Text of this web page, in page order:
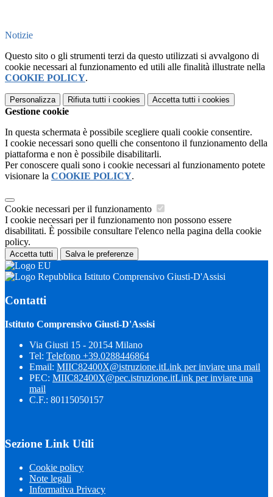
Notizie
Questo sito o gli strumenti terzi da questo utilizzati si avvalgono di
cookie necessari al funzionamento ed utili alle finalità illustrate nella
COOKIE POLICY.
Personalizza Rifiuta tutti i cookies Accetta tutti i cookies
Gestione cookie
In questa schermata è possibile scegliere quali cookie consentire.
I cookie necessari sono quelli che consentono il funzionamento della
piattaforma e non è possibile disabilitarli.
Per conoscere quali sono i cookie necessari al funzionamento potete
visionare la COOKIE POLICY.
Cookie necessari per il funzionamento
I cookie necessari per il funzionamento non possono essere
disabilitati. È possibile consultare l'elenco nella pagina della cookie
policy.
Accetta tutti Salva le preferenze
Istituto Comprensivo Giusti-D'Assisi
Contatti
Istituto Comprensivo Giusti-D'Assisi
Via Giusti 15 - 20154 Milano
Tel: Telefono +39.0288446864
Email: MIIC82400X@istruzione.itLink per inviare una mail
PEC: MIIC82400X@pec.istruzione.itLink per inviare una
mail
C.F.: 80115050157
Sezione Link Utili
Cookie policy
Note legali
Informativa Privacy